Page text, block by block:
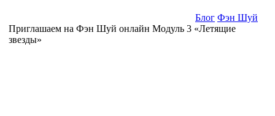
Блог Фэн Шуй
Приглашаем на Фэн Шуй онлайн Модуль 3 «Летящие
звезды»